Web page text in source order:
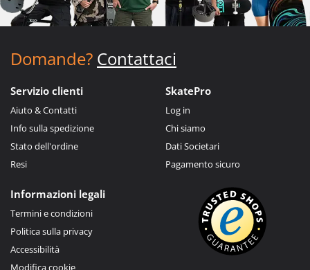
Domande? Contattaci
Servizio clienti
Aiuto & Contatti
Info sulla spedizione
Stato dell'ordine
Resi
SkatePro
Log in
Chi siamo
Dati Societari
Pagamento sicuro
Informazioni legali
Termini e condizioni
Politica sulla privacy
Accessibilità
Modifica cookie